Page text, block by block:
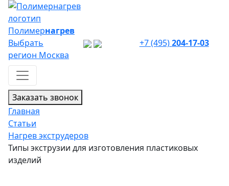
Полимернагрев
Выбрать
регион Москва
+7 (495)204-17-03
Заказать звонок
Главная
Статьи
Нагрев экструдеров
Типы экструзии для изготовления пластиковых
изделий